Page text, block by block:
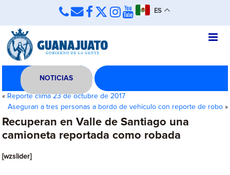
ES
NOTICIAS
« Reporte clima 23 de octubre de 2017
Aseguran a tres personas a bordo de vehículo con reporte de robo»
Recuperan en Valle de Santiago una
camioneta reportada como robada
[wzslider]